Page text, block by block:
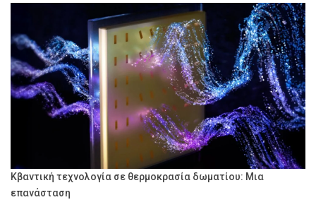
Κβαντική τεχνολογία σε θερμοκρασία δωματίου: Μια
επανάσταση